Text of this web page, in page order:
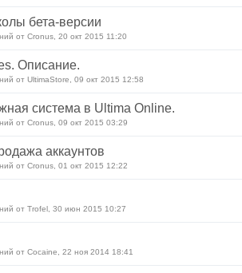
бета-версии
от Cronus, 20 окт 2015 11:20
Описание.
от UltimaStore, 09 окт 2015 12:58
система в Ultima Online.
от Cronus, 09 окт 2015 03:29
аккаунтов
от Cronus, 01 окт 2015 12:22
от Trofel, 30 июн 2015 10:27
от Cocaine, 22 ноя 2014 18:41